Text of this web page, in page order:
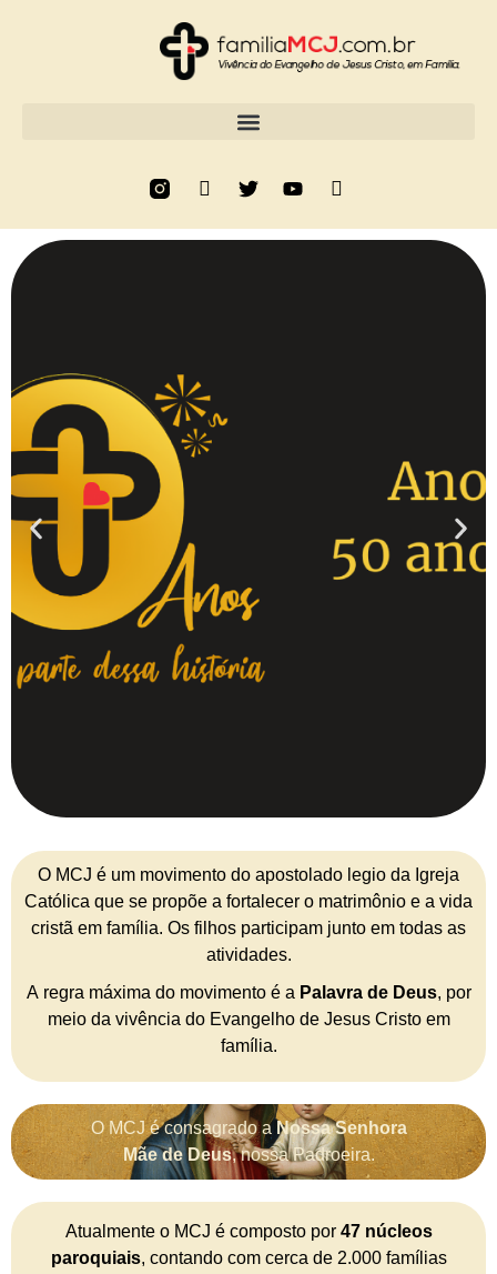
O MCJ é um movimento do apostolado legio da Igreja
Católica que se propõe a fortalecer o matrimônio e a vida
cristã em família. Os filhos participam junto em todas as
atividades.
A regra máxima do movimento é a Palavra de Deus, por
meio da vivência do Evangelho de Jesus Cristo em
família.
O MCJ é consagrado a Nossa Senhora
Mãe de Deus, nossa Padroeira.
Atualmente o MCJ é composto por 47 núcleos
paroquiais, contando com cerca de 2.000 famílias